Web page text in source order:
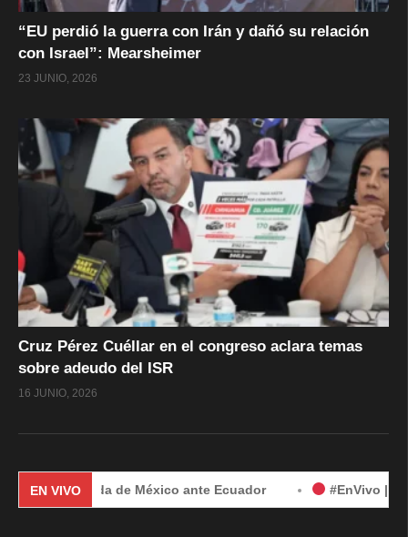
“EU perdió la guerra con Irán y dañó su relación
con Israel”: Mearsheimer
23 JUNIO, 2026
Cruz Pérez Cuéllar en el congreso aclara temas
sobre adeudo del ISR
16 JUNIO, 2026
EN VIVO
de México ante Ecuador #EnVivo | Demanda